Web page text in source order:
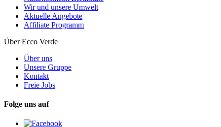
Wir und unsere Umwelt
Aktuelle Angebote
Affiliate Programm
Über Ecco Verde
Über uns
Unsere Gruppe
Kontakt
Freie Jobs
Folge uns auf